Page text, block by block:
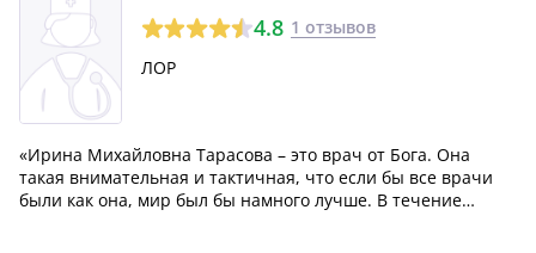
4.8 1 отзывов
ЛОР
«Ирина Михайловна Тарасова – это врач от Бога. Она
такая внимательная и тактичная, что если бы все врачи
были как она, мир был бы намного лучше. В течение